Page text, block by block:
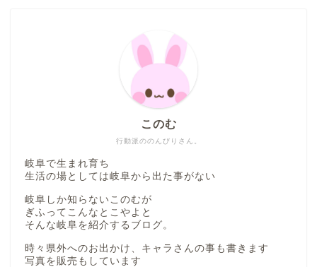
行動派ののんびりさん。
このむ
岐阜で生まれ育ち
生活の場としては岐阜から出た事がない
岐阜しか知らないこのむが
ぎふってこんなとこやよと
そんな岐阜を紹介するブログ。
時々県外へのお出かけ、キャラさんの事も書きます
写真を販売もしています
ぎふまるけとは。
（画像）＆掲載情報につい